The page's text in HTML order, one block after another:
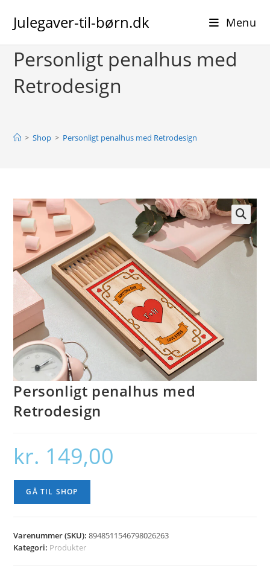
content
Julegaver-til-børn.dk Menu
Personligt penalhus med
Retrodesign
> Shop > Personligt penalhus med Retrodesign
🔍
Personligt penalhus med
Retrodesign
kr. 149,00
GÅ TIL SHOP
Varenummer (SKU):8948511546798026263
Kategori: Produkter